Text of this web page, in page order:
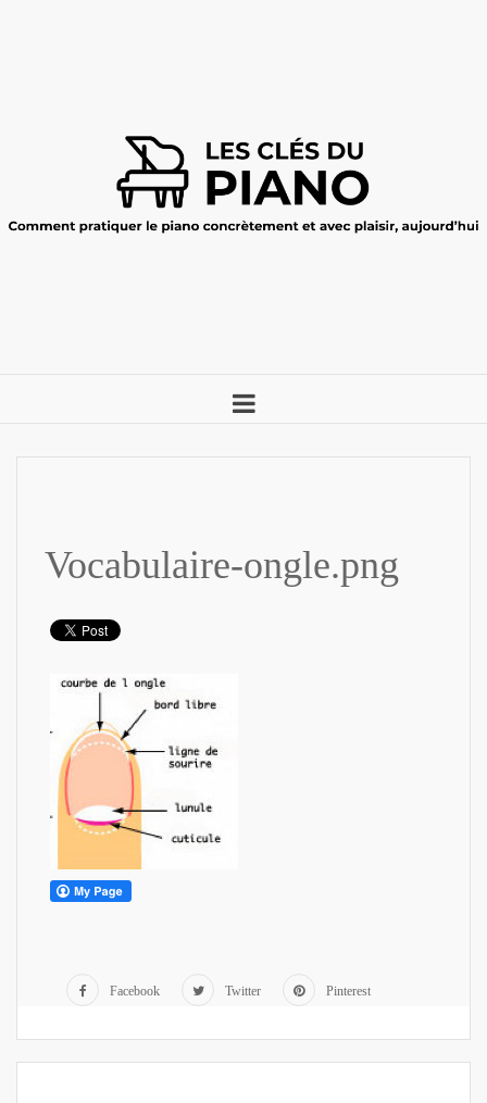
Vocabulaire-ongle.png
Facebook Twitter Pinterest